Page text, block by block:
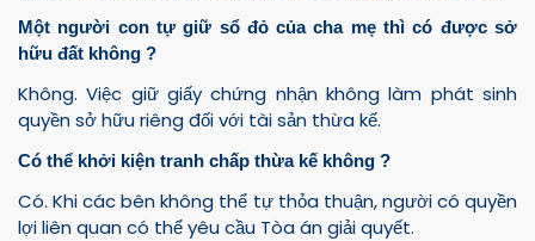
Một người con tự giữ sổ đỏ của cha mẹ thì có được sở
hữu đất không ?
Không. Việc giữ giấy chứng nhận không làm phát sinh
quyền sở hữu riêng đối với tài sản thừa kế.
Có thể khởi kiện tranh chấp thừa kế không ?
Có. Khi các bên không thể tự thỏa thuận, người có quyền
lợi liên quan có thể yêu cầu Tòa án giải quyết.